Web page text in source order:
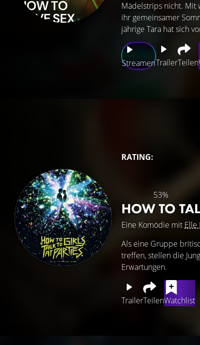
StreamenTrailerTeilen
Mädelstrips nicht. Mit
ihr gemeinsamer
jährige Tara hat sich
RATING:
53%
HOW TO
Eine Komödie mit Elle
TrailerTeilenWatchlist
Als eine Gruppe
treffen, stellen die
Erwartungen.